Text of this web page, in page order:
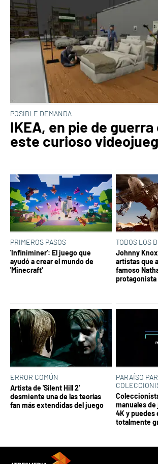
POSIBLE DEMANDA
IKEA, en pie de
este curioso
PRIMEROS PASOS
'Infiniminer': El juego que
ayudó a crear el mundo de
'Minecraft'
TODOS LOS
Johnny
artistas que
famoso
protagonista
ERROR COMÚN
Artista de 'Silent Hill 2'
desmiente una de las teorías
fan más extendidas del juego
PARAÍSO
manuales de
4K y puedes
totalmente